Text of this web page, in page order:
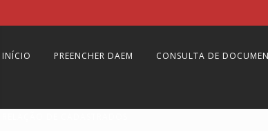
INÍCIO PREENCHER DAEM CONSULTA DE